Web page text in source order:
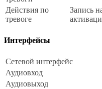
Действия по
тревоге
Запись
Интерфейсы
Сетевой интерфейс
Аудиовход
Аудиовыход